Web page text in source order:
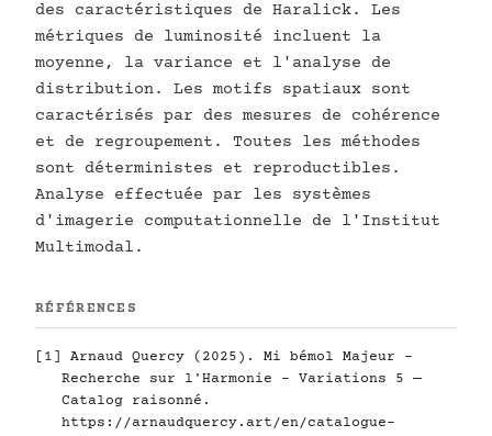
des caractéristiques de Haralick. Les
métriques de luminosité incluent la
moyenne, la variance et l'analyse de
distribution. Les motifs spatiaux sont
caractérisés par des mesures de cohérence
et de regroupement. Toutes les méthodes
sont déterministes et reproductibles.
Analyse effectuée par les systèmes
d'imagerie computationnelle de l'Institut
Multimodal.
RÉFÉRENCES
[1] Arnaud Quercy (2025). Mi bémol Majeur -
Recherche sur l'Harmonie - Variations 5 —
Catalog raisonné.
https://arnaudquercy.art/en/catalogue-